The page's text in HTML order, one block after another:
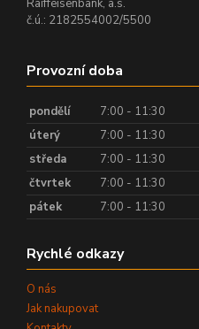
Raiffeisenbank, a.s.
č.ú.: 2182554002/5500
Provozní doba
pondělí 7:00 - 11:30
úterý
7:00 - 11:30
středa
7:00 - 11:30
čtvrtek
7:00 - 11:30
pátek
7:00 - 11:30
Rychlé odkazy
O nás
Jak nakupovat